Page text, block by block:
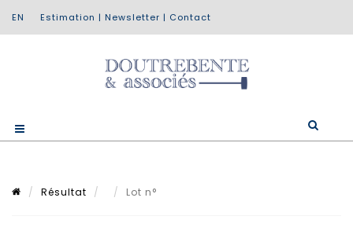
Estimation | Newsletter | Contact
Résultat Lot n°